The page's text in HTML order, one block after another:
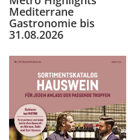
Mediterrane
Gastronomie bis
31.08.2026